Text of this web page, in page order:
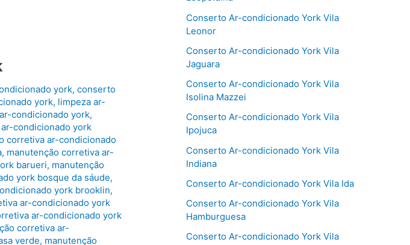
york, conserto
york, limpeza ar-
condicionado york,
condicionado york
corretiva ar-condicionado
, manutenção corretiva ar-
barueri, manutenção
york bosque da sáude,
york brooklin,
ar-condicionado york
ar-condicionado york
corretiva ar-
verde, manutenção
Conserto Ar-condicionado York Vila
Leonor
Conserto Ar-condicionado York Vila
Jaguara
Conserto Ar-condicionado York Vila
Isolina Mazzei
Conserto Ar-condicionado York Vila
Ipojuca
Conserto Ar-condicionado York Vila
Indiana
Conserto Ar-condicionado York Vila Ida
Conserto Ar-condicionado York Vila
Hamburguesa
Conserto Ar-condicionado York Vila